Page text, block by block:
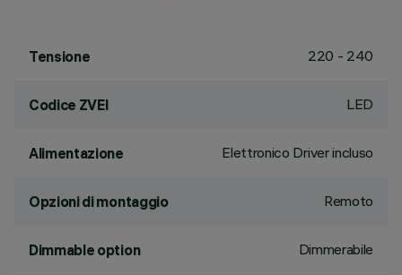
Tensione 220 - 240
Codice ZVEI LED
Alimentazione Elettronico Driver incluso
Opzioni di montaggio Remoto
Dimmable option Dimmerabile